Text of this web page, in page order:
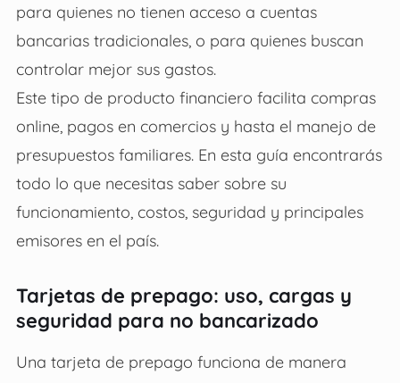
para quienes no tienen acceso a cuentas
bancarias tradicionales, o para quienes buscan
controlar mejor sus gastos.
Este tipo de producto financiero facilita compras
online, pagos en comercios y hasta el manejo de
presupuestos familiares. En esta guía encontrarás
todo lo que necesitas saber sobre su
funcionamiento, costos, seguridad y principales
emisores en el país.
Tarjetas de prepago: uso, cargas y
seguridad para no bancarizado
Una tarjeta de prepago funciona de manera